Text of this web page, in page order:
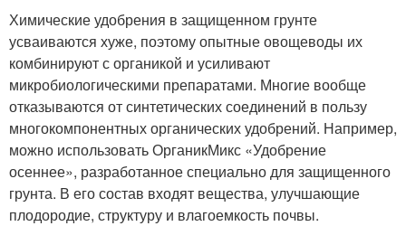
Химические удобрения в защищенном грунте
усваиваются хуже, поэтому опытные овощеводы их
комбинируют с органикой и усиливают
микробиологическими препаратами. Многие вообще
отказываются от синтетических соединений в пользу
многокомпонентных органических удобрений. Например,
можно использовать ОрганикМикс «Удобрение
осеннее», разработанное специально для защищенного
грунта. В его состав входят вещества, улучшающие
плодородие, структуру и влагоемкость почвы.